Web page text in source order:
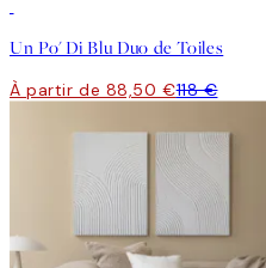
Un Po' Di Blu Duo de Toiles
À partir de 88,50 €118 €